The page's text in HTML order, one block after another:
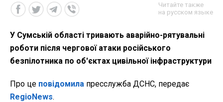
Читайте также
на русском языке
У Сумській області тривають аварійно-рятувальні
роботи після чергової атаки російського
безпілотника по об'єктах цивільної інфраструктури
Про це повідомила пресслужба ДСНС, передає
RegioNews.